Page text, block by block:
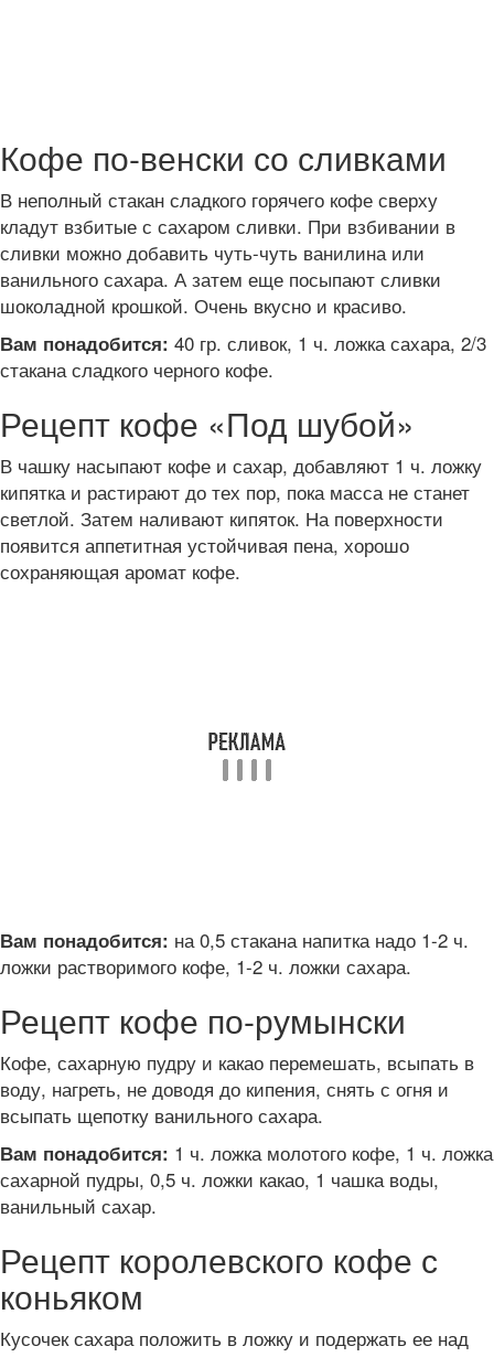
Кофе по-венски со сливками
В неполный стакан сладкого горячего кофе сверху
кладут взбитые с сахаром сливки. При взбивании в
сливки можно добавить чуть-чуть ванилина или
ванильного сахара. А затем еще посыпают сливки
шоколадной крошкой. Очень вкусно и красиво.
Вам понадобится: 40 гр. сливок, 1 ч. ложка сахара, 2/3
стакана сладкого черного кофе.
Рецепт кофе «Под шубой»
В чашку насыпают кофе и сахар, добавляют 1 ч. ложку
кипятка и растирают до тех пор, пока масса не станет
светлой. Затем наливают кипяток. На поверхности
появится аппетитная устойчивая пена, хорошо
сохраняющая аромат кофе.
Вам понадобится: на 0,5 стакана напитка надо 1-2 ч.
ложки растворимого кофе, 1-2 ч. ложки сахара.
Рецепт кофе по-румынски
Кофе, сахарную пудру и какао перемешать, всыпать в
воду, нагреть, не доводя до кипения, снять с огня и
всыпать щепотку ванильного сахара.
Вам понадобится: 1 ч. ложка молотого кофе, 1 ч. ложка
сахарной пудры, 0,5 ч. ложки какао, 1 чашка воды,
ванильный сахар.
Рецепт королевского кофе с
коньяком
Кусочек сахара положить в ложку и подержать ее над